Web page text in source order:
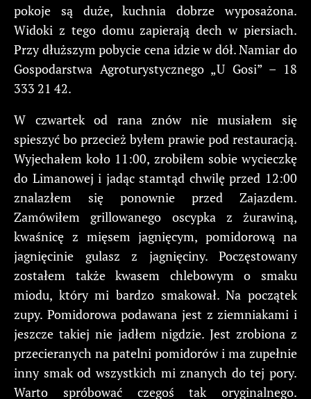
pokoje są duże, kuchnia dobrze wyposażona.
Widoki z tego domu zapierają dech w piersiach.
Przy dłuższym pobycie cena idzie w dół. Namiar do
Gospodarstwa Agroturystycznego „U Gosi” – 18
333 21 42.
W czwartek od rana znów nie musiałem się
spieszyć bo przecież byłem prawie pod restauracją.
Wyjechałem koło 11:00, zrobiłem sobie wycieczkę
do Limanowej i jadąc stamtąd chwilę przed 12:00
znalazłem się ponownie przed Zajazdem.
Zamówiłem grillowanego oscypka z żurawiną,
kwaśnicę z mięsem jagnięcym, pomidorową na
jagnięcinie gulasz z jagnięciny. Poczęstowany
zostałem także kwasem chlebowym o smaku
miodu, który mi bardzo smakował. Na początek
zupy. Pomidorowa podawana jest z ziemniakami i
jeszcze takiej nie jadłem nigdzie. Jest zrobiona z
przecieranych na patelni pomidorów i ma zupełnie
inny smak od wszystkich mi znanych do tej pory.
Warto spróbować czegoś tak oryginalnego.